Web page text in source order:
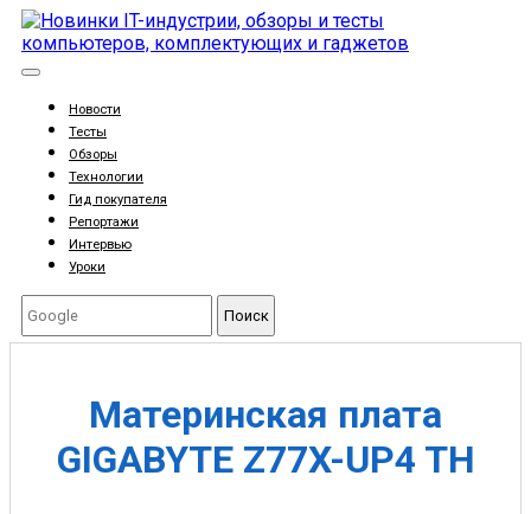
Новости
Тесты
Обзоры
Технологии
Гид покупателя
Репортажи
Интервью
Уроки
Поиск
Материнская плата
GIGABYTE Z77X-UP4 TH